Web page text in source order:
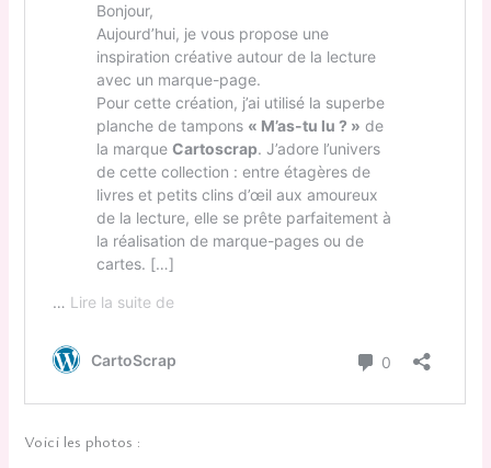
Voici les photos :